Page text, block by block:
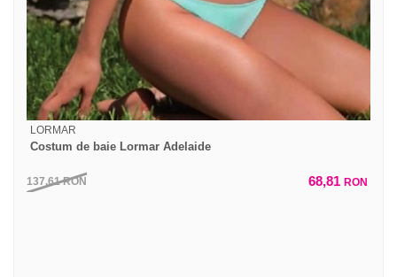
LORMAR
Costum de baie Lormar Adelaide
137,61RON 68,81 RON